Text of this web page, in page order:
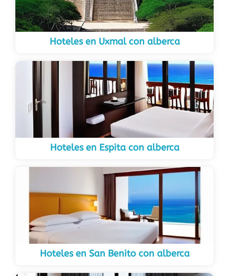
Hoteles en Uxmal con alberca
Hoteles en Espita con alberca
Hoteles en San Benito con alberca